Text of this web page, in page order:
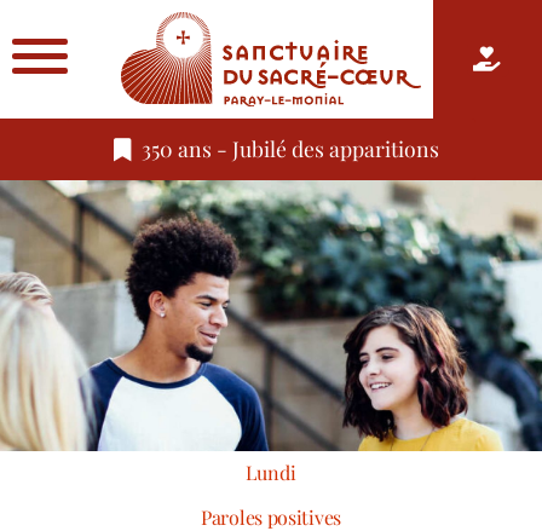
350 ans - Jubilé des apparitions
Lundi
Paroles positives